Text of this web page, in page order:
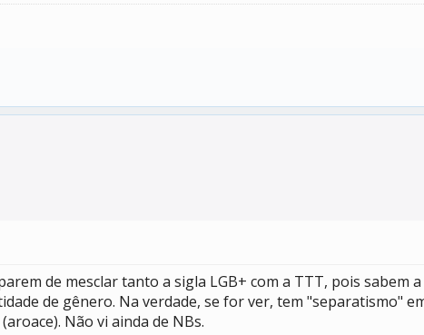
de mesclar tanto a sigla LGB+ com a TTT, pois sabem
de gênero. Na verdade, se for ver, tem "separatismo"
Não vi ainda de NBs.